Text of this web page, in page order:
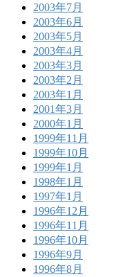
2003年7月
2003年6月
2003年5月
2003年4月
2003年3月
2003年2月
2003年1月
2001年3月
2000年1月
1999年11月
1999年10月
1999年1月
1998年1月
1997年1月
1996年12月
1996年11月
1996年10月
1996年9月
1996年8月